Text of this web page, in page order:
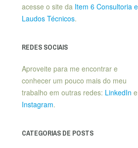
acesse o site da Item 6 Consultoria e
Laudos Técnicos.
REDES SOCIAIS
Aproveite para me encontrar e
conhecer um pouco mais do meu
trabalho em outras redes: LinkedIn e
Instagram.
CATEGORIAS DE POSTS